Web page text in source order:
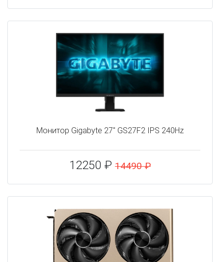
Монитор Gigabyte 27" GS27F2 IPS 240Hz
12250 ₽ 14490 ₽